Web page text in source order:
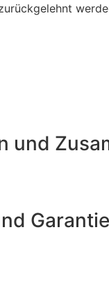
und